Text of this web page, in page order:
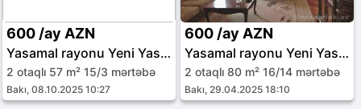
600 /ay AZN
Yasamal rayonu Yeni Yasamal qəs.
2 otaqlı 57 m² 15/3 mərtəbə
Bakı, 08.10.2025 10:27
600 /ay AZN
Yasamal rayonu Yeni Yasamal qəs.
2 otaqlı 80 m² 16/14 mərtəbə
Bakı, 29.04.2025 18:10